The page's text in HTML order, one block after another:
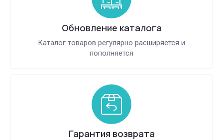
Обновление каталога
Каталог товаров регулярно расширяется и
пополняется
Гарантия возврата